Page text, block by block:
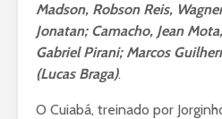
Madson, Robson Reis,
Jonatan; Camacho, Jean
Gabriel Pirani; Marcos
(Lucas Braga).
O Cuiabá, treinado por